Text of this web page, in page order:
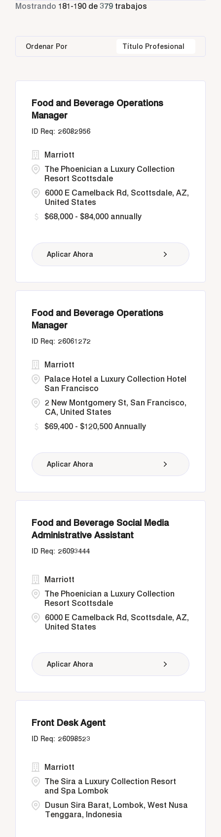
Human Resources 7
Indonesia 55
Barbados 2
Buenos Aires 2
California 21
Athens
Bangkok 25
Buenos Aires 2
Diriyah, Riyadh 2
Doha
Tiempo parcial
Mostrando 181 -190 de 379 trabajos
Ordenar Por Título Profesional
Food and Beverage Operations
Manager
26082956
6000 E Camelback Rd, Scottsdale, AZ,
United States
Marriott
The Phoenician a Luxury Collection
Resort Scottsdale
$68,000 - $84,000 annually
Aplicar Ahora
Food and Beverage Operations
Manager
26061272
2 New Montgomery St, San Francisco,
CA, United States
Marriott
Palace Hotel a Luxury Collection Hotel
San Francisco
$69,400 - $120,500 Annually
Aplicar Ahora
Food and Beverage Social Media
Administrative Assistant
26093444
6000 E Camelback Rd, Scottsdale, AZ,
United States
Marriott
The Phoenician a Luxury Collection
Resort Scottsdale
Aplicar Ahora
Front Desk Agent
26098523
Dusun Sira Barat, Lombok, West Nusa
Tenggara, Indonesia
Marriott
The Sira a Luxury Collection Resort
and Spa Lombok